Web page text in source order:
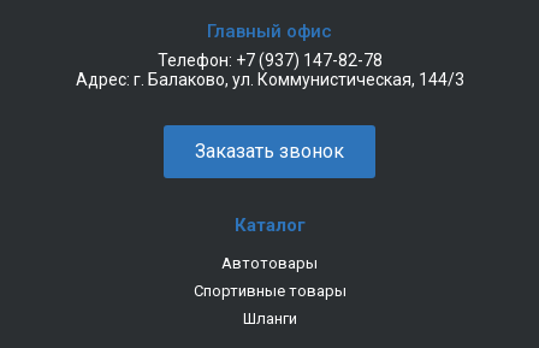
Главный офис
Телефон: +7 (937) 147-82-78
Адрес: г. Балаково, ул. Коммунистическая, 144/3
Заказать звонок
Каталог
Автотовары
Спортивные товары
Шланги